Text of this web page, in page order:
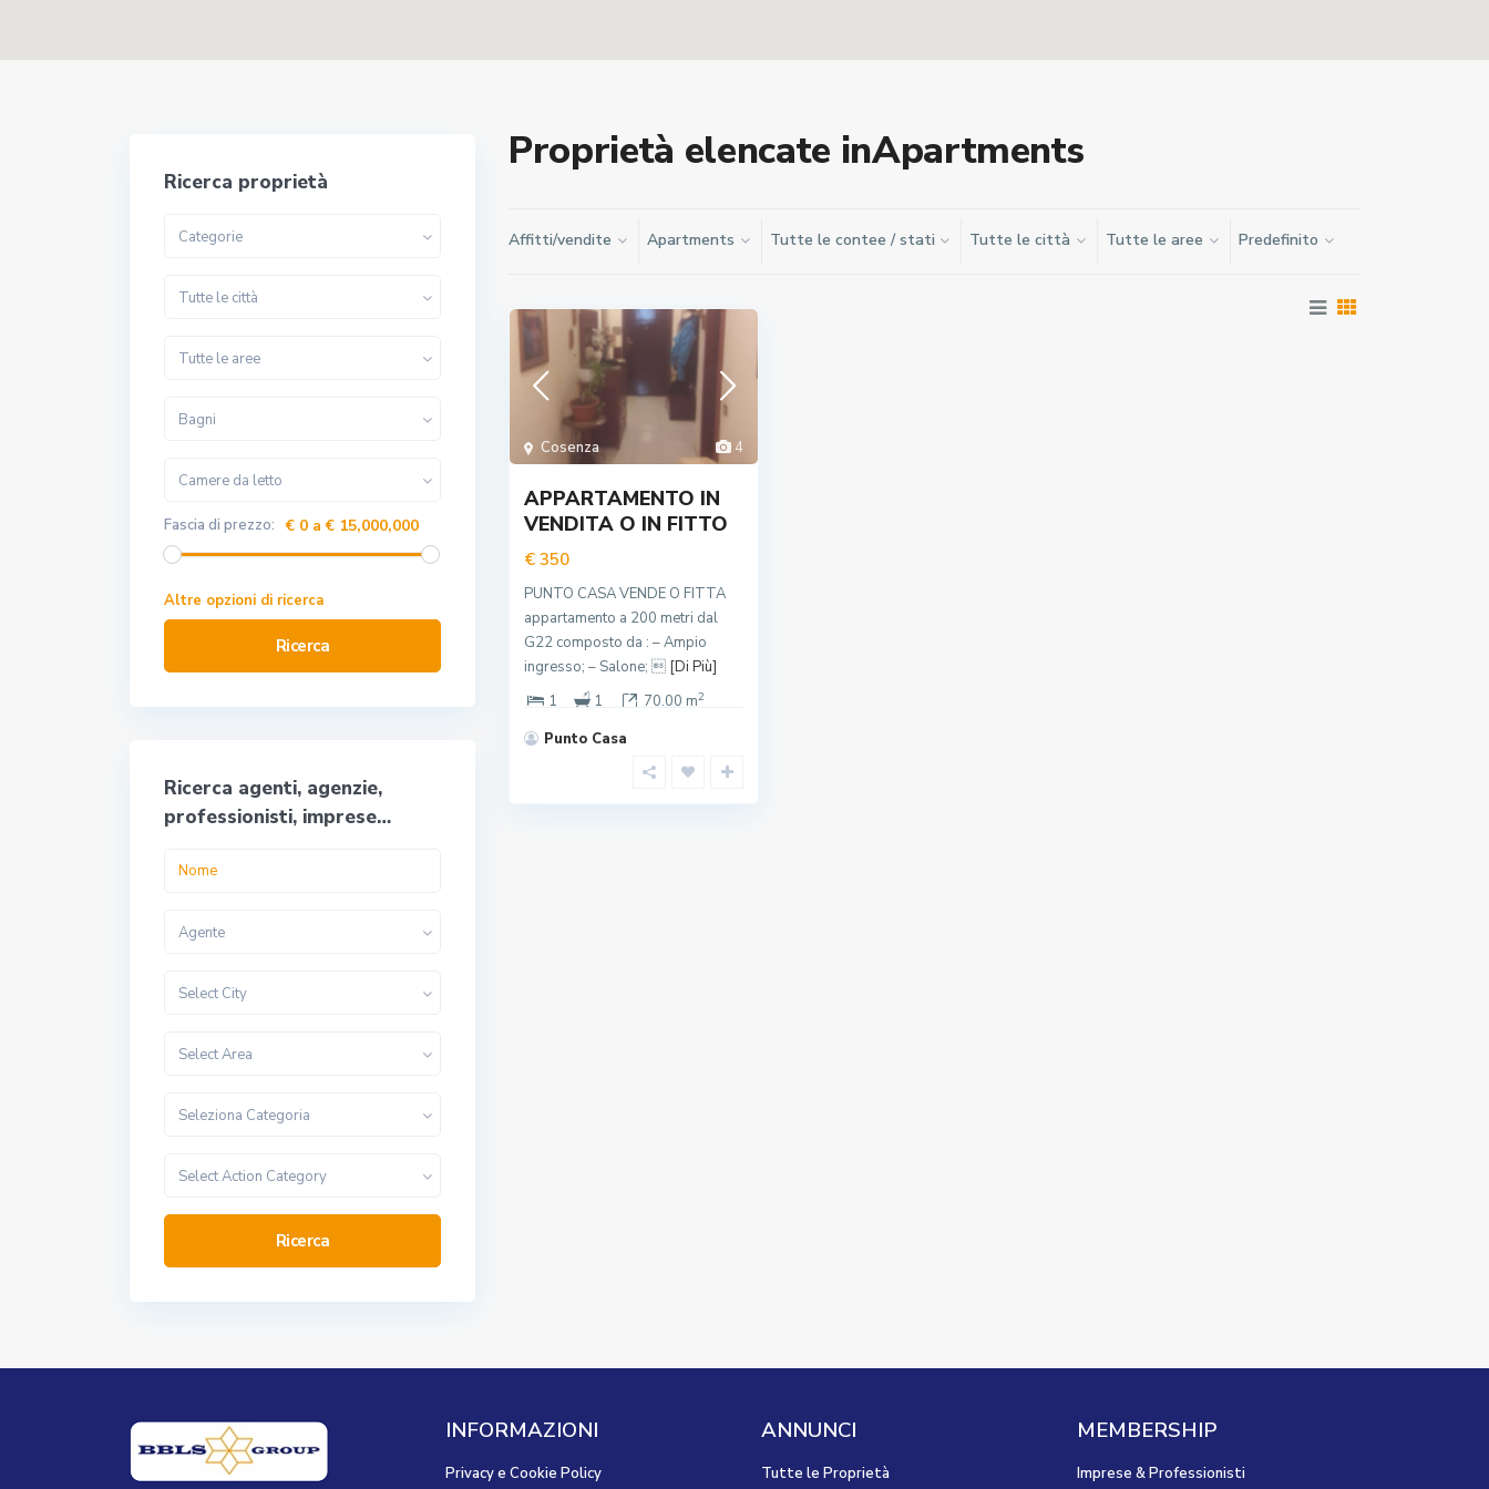
Proprietà elencate inApartments
Affitti/vendite Apartments Tutte le contee / stati Tutte le città Tutte le aree Predefinito
4
Cosenza
APPARTAMENTO IN
VENDITA O IN FITTO
€ 350
PUNTO CASA VENDE O FITTA
appartamento a 200 metri dal
G22 composto da : – Ampio
ingresso; – Salone;  [Di Più]
1
1 70.00 m2
Punto Casa
Ricerca proprietà
Categorie
Tutte le città
Tutte le aree
Bagni
Camere da letto
Fascia di prezzo: € 0 a € 15,000,000
Altre opzioni di ricerca
Ricerca
Ricerca agenti, agenzie,
professionisti, imprese…
Agente
Select City
Select Area
Seleziona Categoria
Select Action Category
Ricerca
INFORMAZIONI
Privacy e Cookie Policy
ANNUNCI
Tutte le Proprietà
MEMBERSHIP
Imprese & Professionisti